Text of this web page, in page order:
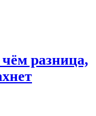
разница,